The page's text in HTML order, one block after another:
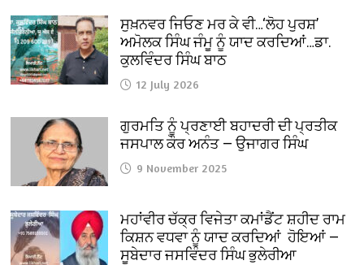
ਸੁਖ਼ਨਵਰ ਜਿਓਣ ਮਰ ਕੇ ਵੀ…‘ਲੋਹ ਪੁਰਸ਼’
ਅਮੋਲਕ ਸਿੰਘ ਜੰਮੂ ਨੂੰ ਯਾਦ ਕਰਦਿਆਂ…ਡਾ.
ਕੁਲਵਿੰਦਰ ਸਿੰਘ ਬਾਠ
12 July 2026
ਗੁਰਮਤਿ ਨੂੰ ਪ੍ਰਣਾਈ ਬਹਾਦਰੀ ਦੀ ਪ੍ਰਤੀਕ
ਜਸਪਾਲ ਕੌਰ ਅਨੰਤ — ਉਜਾਗਰ ਸਿੰਘ
9 November 2025
ਮਹਾਂਵੀਰ ਚੱਕ੍ਰ ਵਿਜੇਤਾ ਕਮਾਂਡੈਂਟ ਸ਼ਹੀਦ ਰਾਮ
ਕਿਸ਼ਨ ਵਧਵਾ ਨੂੰ ਯਾਦ ਕਰਦਿਆਂ ਹੋਇਆਂ —
ਸੂਬੇਦਾਰ ਜਸਵਿੰਦਰ ਸਿੰਘ ਭੁਲੇਰੀਆ